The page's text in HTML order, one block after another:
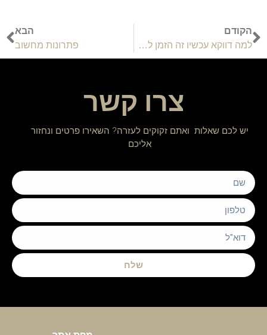
הקודם
למה דווקא עכשיו זה הזמן להשקיע בשירותי גינון איכותיים?
הבא
פתרונות מחשוב
צרו קשר
יש לכם שאלות ואתם זקוקים לעזרה? השאירו פרטים ונחזור
אליכם
שלח